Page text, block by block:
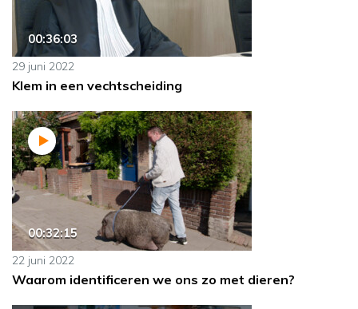
00:36:03
29 juni 2022
Klem in een vechtscheiding
00:32:15
22 juni 2022
Waarom identificeren we ons zo met dieren?